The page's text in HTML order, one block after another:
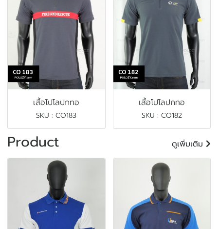
เสื้อโปโลปกทอ
SKU : CO183
เสื้อโปโลปกทอ
SKU : CO182
Product ดูเพิ่มเติม